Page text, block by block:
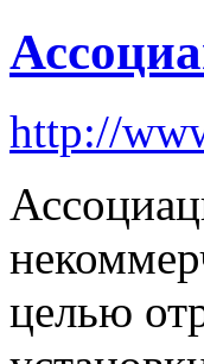
http://
целью